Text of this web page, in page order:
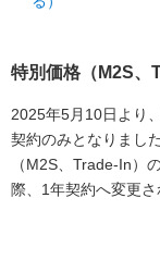
特別価格（M2S、
2025年5月10日より
契約のみとなりまし
（M2S、Trade-In）
際、1年契約へ変更さ